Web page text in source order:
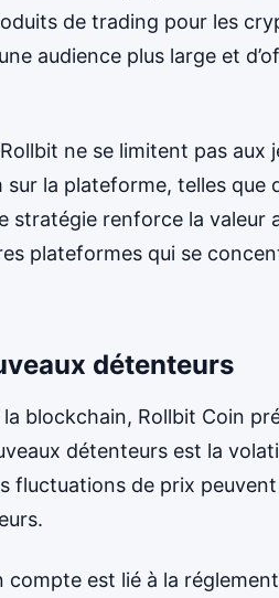
de trading pour les
audience plus large et
ne se limitent pas
la plateforme, telles que
stratégie renforce la valeur
plateformes qui se
détenteurs
blockchain, Rollbit Coin
détenteurs est la
fluctuations de prix
compte est lié à la